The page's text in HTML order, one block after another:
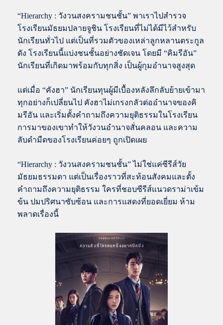
“Hierarchy : วังวนสงครามชนชั้น” พาเราไปสำรวจ
โรงเรียนมัธยมปลายจูชิน โรงเรียนที่ไม่ได้มีไว้สำหรับ
นักเรียนทั่วไป แต่เป็นที่รวมตัวของเหล่าลูกหลานตระกูล
ดัง โรงเรียนนี้แบ่งชนชั้นอย่างชัดเจน โดยมี “คิมรีอัน”
นักเรียนที่เกิดมาพร้อมกับทุกสิ่ง เป็นผู้กุมอำนาจสูงสุด
แต่เมื่อ “คังฮา” นักเรียนทุนผู้มีเบื้องหลังลึกลับย้ายเข้ามา
ทุกอย่างก็เปลี่ยนไป คังฮาไม่เกรงกลัวต่ออำนาจของคิ
มรีอัน และเริ่มตั้งคำถามถึงความยุติธรรมในโรงเรียน
การมาของเขาทำให้วังวนอำนาจสั่นคลอน และความ
ลับดำมืดของโรงเรียนค่อยๆ ถูกเปิดเผย
“Hierarchy : วังวนสงครามชนชั้น” ไม่ใช่แค่ซีรีส์วัย
มัธยมธรรมดา แต่เป็นเรื่องราวที่สะท้อนสังคมและตั้ง
คำถามถึงความยุติธรรม ใครที่ชอบซีรีส์แนวดราม่าเข้ม
ข้น ปมปริศนาซับซ้อน และการแสดงที่ยอดเยี่ยม ห้าม
พลาดเรื่องนี้